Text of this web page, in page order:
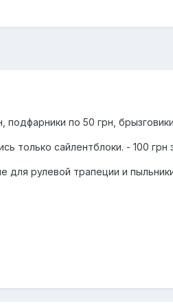
подфарники по 50 грн,
только сайлентблоки. - 100 грн
для рулевой трапеции и